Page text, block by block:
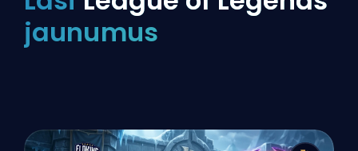
jaunumus